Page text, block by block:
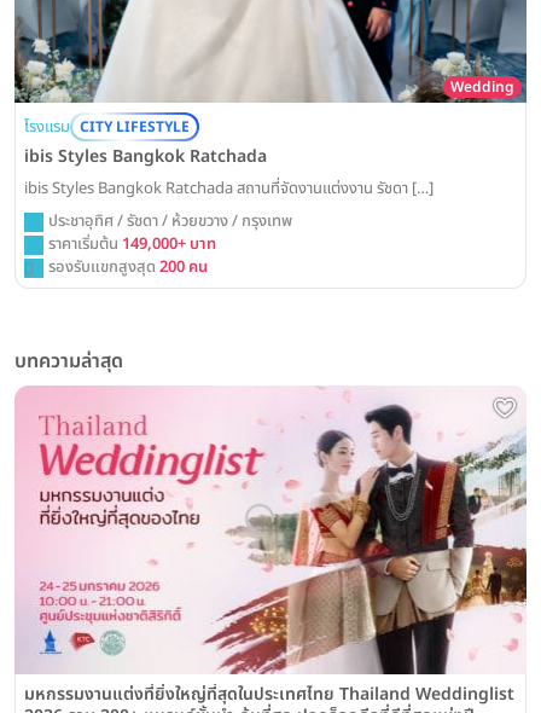
Wedding
โรงแรม CITY LIFESTYLE
ibis Styles Bangkok Ratchada
ibis Styles Bangkok Ratchada สถานที่จัดงานแต่งงาน รัชดา […]
ประชาอุทิศ / รัชดา / ห้วยขวาง / กรุงเทพ
ราคาเริ่มต้น 149,000+ บาท
รองรับแขกสูงสุด 200 คน
บทความล่าสุด
มหกรรมงานแต่งที่ยิ่งใหญ่ที่สุดในประเทศไทย Thailand Weddinglist